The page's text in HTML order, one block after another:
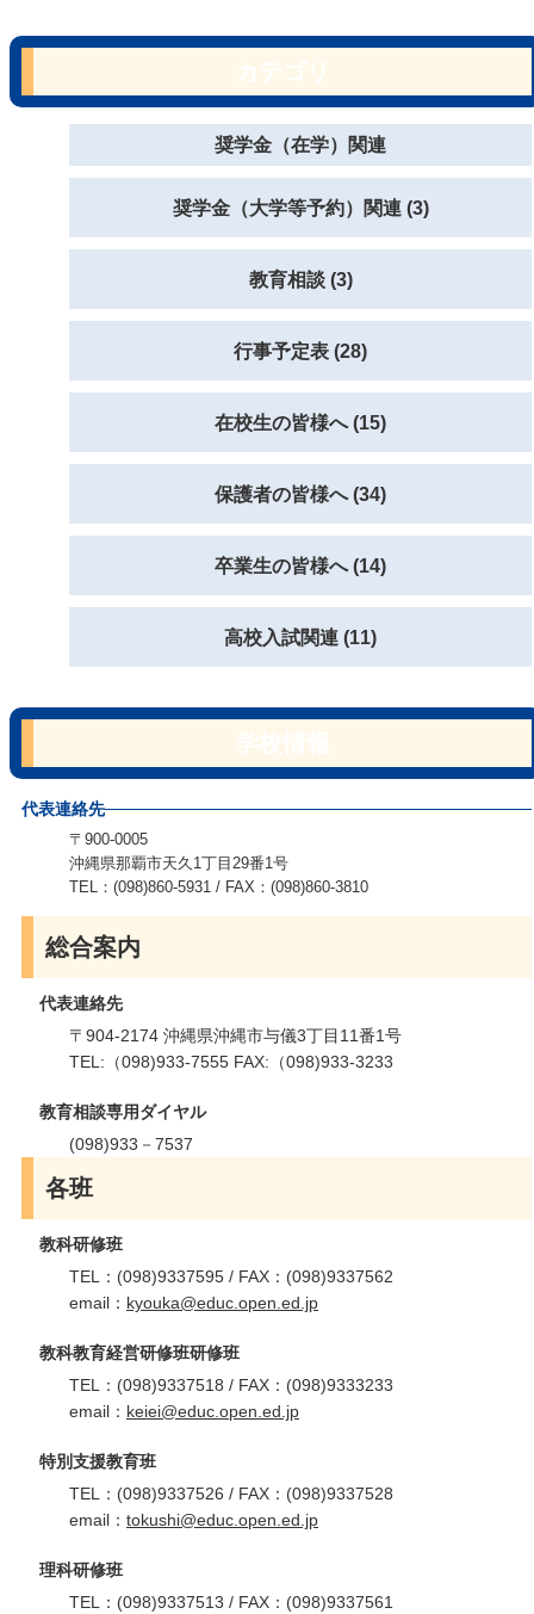
奨学金（在学）関連
奨学金（大学等予約）関連 (3)
教育相談 (3)
行事予定表 (28)
在校生の皆様へ (15)
保護者の皆様へ (34)
卒業生の皆様へ (14)
高校入試関連 (11)
代表連絡先
〒900-0005
沖縄県那覇市天久1丁目29番1号
TEL：(098)860-5931 / FAX：(098)860-3810
総合案内
代表連絡先
〒904-2174 沖縄県沖縄市与儀3丁目11番1号
TEL:（098)933-7555 FAX:（098)933-3233
教育相談専用ダイヤル
(098)933－7537
各班
教科研修班
TEL：(098)9337595 / FAX：(098)9337562
email： kyouka@educ.open.ed.jp
教科教育経営研修班研修班
TEL：(098)9337518 / FAX：(098)9333233
email： keiei@educ.open.ed.jp
特別支援教育班
TEL：(098)9337526 / FAX：(098)9337528
email： tokushi@educ.open.ed.jp
理科研修班
TEL：(098)9337513 / FAX：(098)9337561